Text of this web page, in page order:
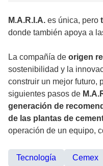
M.A.R.I.A. es única, pero
donde también apoya a
La compañía de origen
sostenibilidad y la
construir un mejor futuro,
siguientes pasos de
generación de
de las plantas de
operación de un equipo,
Tecnología Cemex